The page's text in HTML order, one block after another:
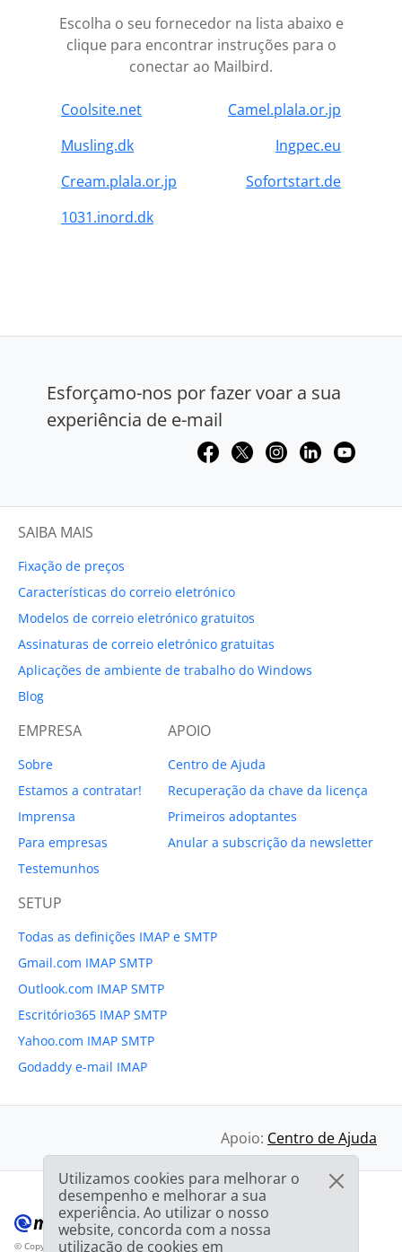
Escolha o seu fornecedor na lista abaixo e
clique para encontrar instruções para o
conectar ao Mailbird.
Coolsite.net
Camel.plala.or.jp
Musling.dk
Ingpec.eu
Cream.plala.or.jp
Sofortstart.de
1031.inord.dk
Esforçamo-nos por fazer voar a sua
experiência de e-mail
SAIBA MAIS
Fixação de preços
Características do correio eletrónico
Modelos de correio eletrónico gratuitos
Assinaturas de correio eletrónico gratuitas
Aplicações de ambiente de trabalho do Windows
Blog
EMPRESA
Sobre
Estamos a contratar!
Imprensa
Para empresas
Testemunhos
APOIO
Centro de Ajuda
Recuperação da chave da licença
Primeiros adoptantes
Anular a subscrição da newsletter
SETUP
Todas as definições IMAP e SMTP
Gmail.com IMAP SMTP
Outlook.com IMAP SMTP
Escritório365 IMAP SMTP
Yahoo.com IMAP SMTP
Godaddy e-mail IMAP
Apoio: Centro de Ajuda
© Copyright 2012-2026 Mailbird™Todos os direitos reservados.
Utilizamos cookies para melhorar o
desempenho e melhorar a sua
experiência. Ao utilizar o nosso
website, concorda com a nossa
utilização de cookies em